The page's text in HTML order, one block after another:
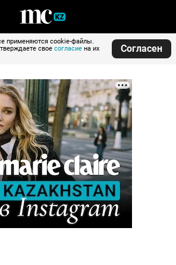
применяются cookie-файлы.
свое согласие на их
Согласен